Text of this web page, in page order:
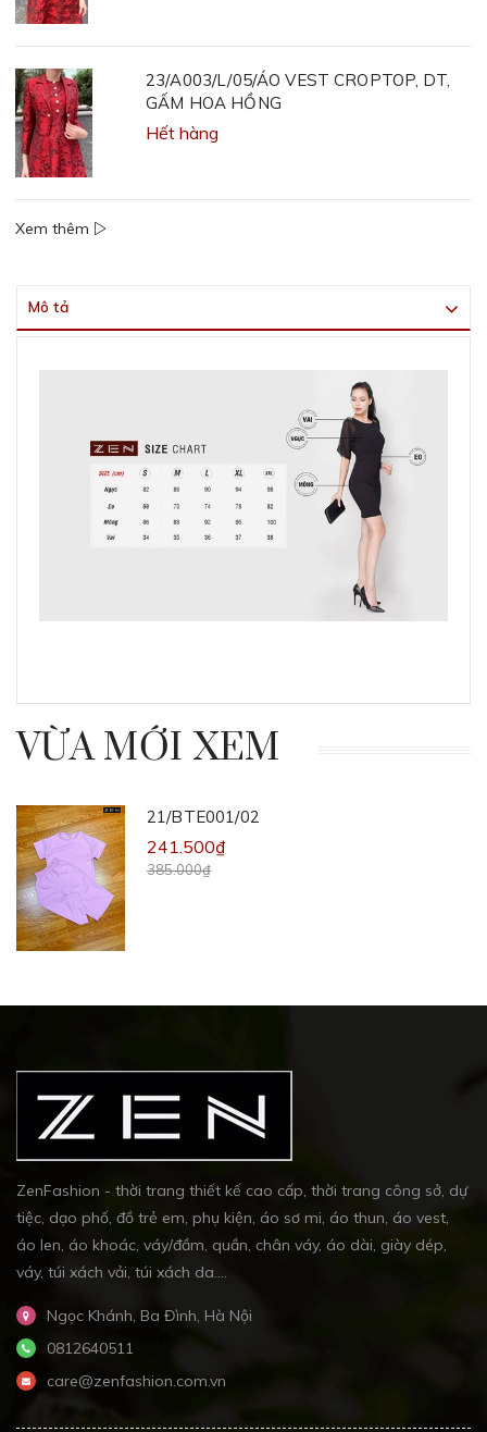
23/A003/L/05/ÁO VEST CROPTOP, DT,
GẤM HOA HỒNG
Hết hàng
Xem thêm
Mô tả
VỪA MỚI XEM
21/BTE001/02
241.500₫
385.000₫
ZenFashion - thời trang thiết kế cao cấp, thời trang công sở, dự
tiệc, dạo phố, đồ trẻ em, phụ kiện, áo sơ mi, áo thun, áo vest,
áo len, áo khoác, váy/đầm, quần, chân váy, áo dài, giày dép,
váy, túi xách vải, túi xách da....
Ngọc Khánh, Ba Đình, Hà Nội
0812640511
care@zenfashion.com.vn